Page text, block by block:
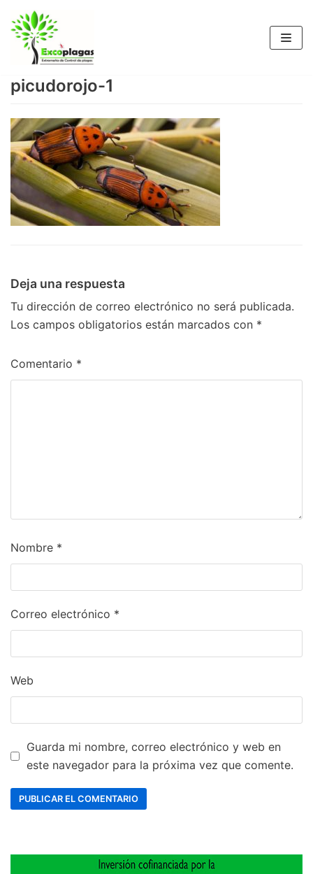
Saltar
contenido
picudorojo-1
Deja una respuesta
Tu dirección de correo electrónico no será publicada.
Los campos obligatorios están marcados con *
Comentario *
Nombre *
Correo electrónico *
Web
Guarda mi nombre, correo electrónico y web en
este navegador para la próxima vez que comente.